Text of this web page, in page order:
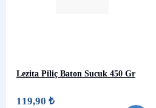
Lezita Piliç Baton Sucuk 450 Gr
119,90 ₺